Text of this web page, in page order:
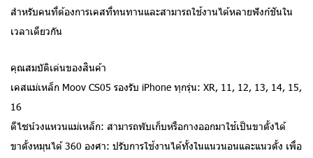
สำหรับคนที่ต้องการเคสที่ทนทานและสามารถใช้งานได้หลายฟังก์ชันใน
เวลาเดียวกัน
คุณสมบัติเด่นของสินค้า
เคสแม่เหล็ก Moov CS05 รองรับ iPhone ทุกรุ่น: XR, 11, 12, 13, 14, 15,
16
ดีไซน์วงแหวนแม่เหล็ก: สามารถพับเก็บหรือกางออกมาใช้เป็นขาตั้งได้
ขาตั้งหมุนได้ 360 องศา: ปรับการใช้งานได้ทั้งในแนวนอนและแนวตั้ง เพื่อ